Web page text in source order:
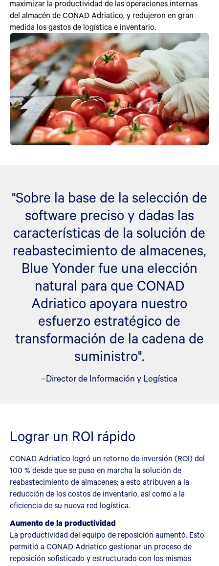
maximizar la productividad de las operaciones internas
del almacén de CONAD Adriatico, y redujeron en gran
medida los gastos de logística e inventario.
"Sobre la base de la selección de
software preciso y dadas las
características de la solución de
reabastecimiento de almacenes,
Blue Yonder fue una elección
natural para que CONAD
Adriatico apoyara nuestro
esfuerzo estratégico de
transformación de la cadena de
suministro".
–Director de Información y Logística
Lograr un ROI rápido
CONAD Adriatico logró un retorno de inversión (ROI) del
100 % desde que se puso en marcha la solución de
reabastecimiento de almacenes; a esto atribuyen a la
reducción de los costos de inventario, así como a la
eficiencia de su nueva red logística.
Aumento de la productividad
La productividad del equipo de reposición aumentó. Esto
permitió a CONAD Adriatico gestionar un proceso de
reposición sofisticado y estructurado con los mismos